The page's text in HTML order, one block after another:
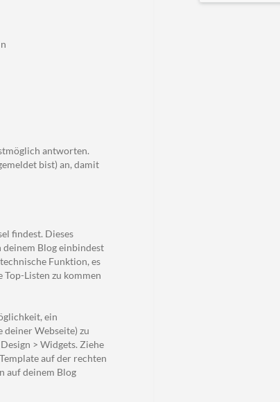
antworten.
bist) an, damit
findest. Dieses
deinem Blog einbindest
Funktion, es
Listen zu kommen
ein
deiner Webseite) zu
> Widgets. Ziehe
auf der rechten
auf deinem Blog